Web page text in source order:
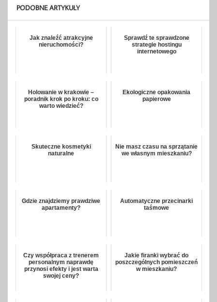
PODOBNE ARTYKUŁY
Jak znaleźć atrakcyjne
nieruchomości?
Sprawdź te sprawdzone
strategie hostingu
internetowego
Holowanie w krakowie –
poradnik krok po kroku: co
warto wiedzieć?
Ekologiczne opakowania
papierowe
Skuteczne kosmetyki
naturalne
Nie masz czasu na sprzątanie
we własnym mieszkaniu?
Gdzie znajdziemy prawdziwe
apartamenty?
Automatyczne przecinarki
taśmowe
Czy współpraca z trenerem
personalnym naprawdę
przynosi efekty i jest warta
swojej ceny?
Jakie firanki wybrać do
poszczególnych pomieszczeń
w mieszkaniu?